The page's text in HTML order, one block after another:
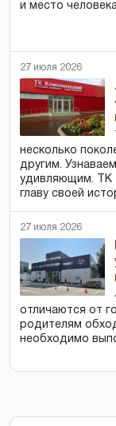
и место
27 июля 2026
несколько
другим.
удивляющим. ТК
главу своей
27 июля 2026
отличаются от
родителям
необходимо